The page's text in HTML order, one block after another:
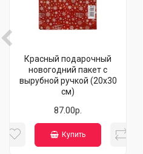
Красный подарочный
новогодний пакет с
вырубной ручкой (20х30
см)
87.00р.
Купить